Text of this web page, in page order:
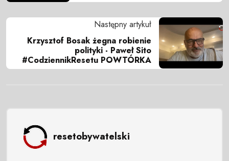
Następny artykuł
Krzysztof Bosak żegna robienie
polityki - Paweł Sito
#CodziennikResetu POWTÓRKA
resetobywatelski